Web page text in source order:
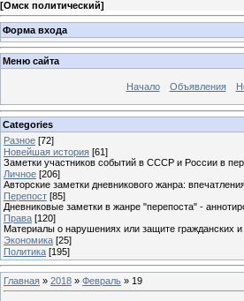
[Омск политический]
Форма входа
Меню сайта
Начало Объявления
Categories
Разное [72]
Новейшая история [61]
Заметки участников событий в СССР и России в
Личное [206]
Авторские заметки дневникового жанра:
Перепост [85]
Дневниковые заметки в жанре "перепоста" -
Права [120]
Материалы о нарушениях или защите гражданских и
Экономика [25]
Политика [195]
Главная » 2018 » Февраль » 19